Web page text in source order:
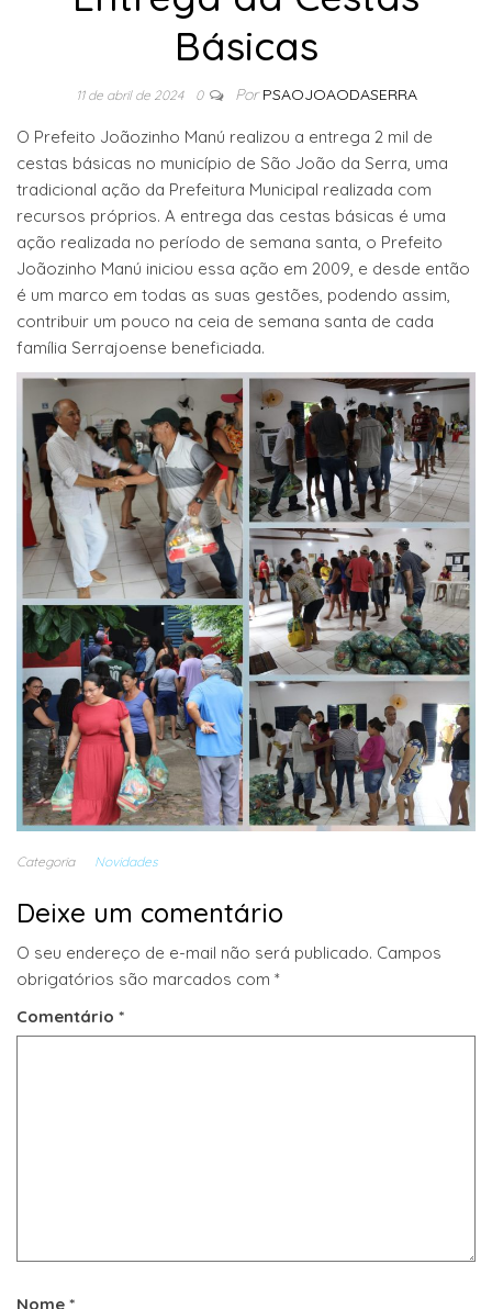
Básicas
11 de abril de 2024 0 Por PSAOJOAODASERRA
O Prefeito Joãozinho Manú realizou a entrega 2 mil de
cestas básicas no município de São João da Serra, uma
tradicional ação da Prefeitura Municipal realizada com
recursos próprios. A entrega das cestas básicas é uma
ação realizada no período de semana santa, o Prefeito
Joãozinho Manú iniciou essa ação em 2009, e desde então
é um marco em todas as suas gestões, podendo assim,
contribuir um pouco na ceia de semana santa de cada
família Serrajoense beneficiada.
Categoria Novidades
Deixe um comentário
O seu endereço de e-mail não será publicado. Campos
obrigatórios são marcados com *
Comentário *
Nome *